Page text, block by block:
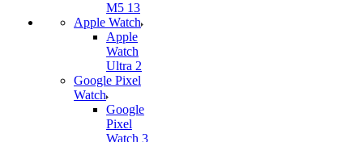
M5 13
Apple Watch
Apple
Watch
Ultra 2
Google Pixel
Watch
Google
Pixel
Watch 3